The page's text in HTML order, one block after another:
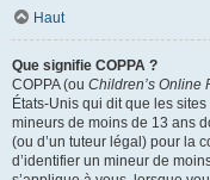
Haut
Que signifie COPPA ?
COPPA (ou Children’s Online
États-Unis qui dit que les
mineurs de moins de 13 ans
(ou d’un tuteur légal) pour la
d’identifier un mineur de